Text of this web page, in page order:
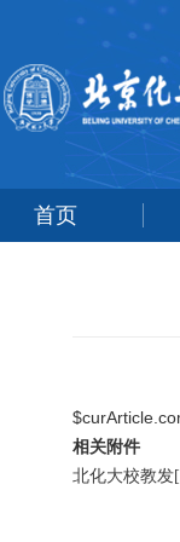
首页
相关附件
北化大校教发